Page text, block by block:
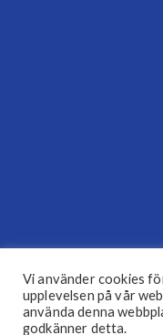
Vi använder cookies
upplevelsen på vår
använda denna
godkänner detta.